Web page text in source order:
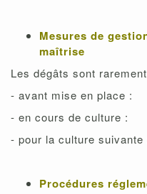
Mesures de
maîtrise
Les dégâts sont
- avant mise en place :
- en cours de culture :
- pour la culture suivante
Procédures